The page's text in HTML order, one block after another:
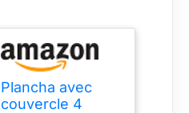
Plancha avec
couvercle 4